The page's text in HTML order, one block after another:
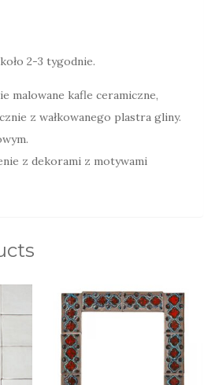
2-3 tygodnie.
malowane kafle ceramiczne,
z wałkowanego plastra gliny.
z dekorami z motywami